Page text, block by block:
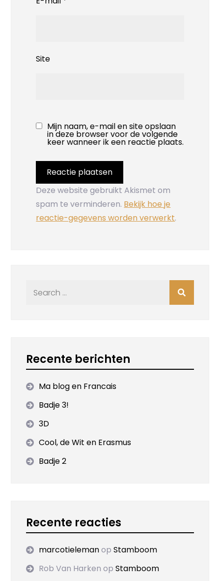
Site
Mijn naam, e-mail en site opslaan
in deze browser voor de volgende
keer wanneer ik een reactie plaats.
Deze website gebruikt Akismet om
spam te verminderen. Bekijk hoe je
reactie-gegevens worden verwerkt.
Recente berichten
Ma blog en Francais
Badje 3!
3D
Cool, de Wit en Erasmus
Badje 2
Recente reacties
marcotielemanopStamboom
Rob Van Harken opStamboom